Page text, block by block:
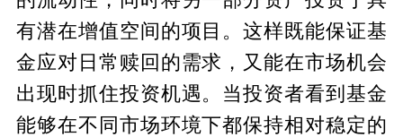
有潜在增值空间的项目。这样既能保证基
金应对日常赎回的需求，又能在市场机会
出现时抓住投资机遇。当投资者看到基金
能够在不同市场环境下都保持相对稳定的